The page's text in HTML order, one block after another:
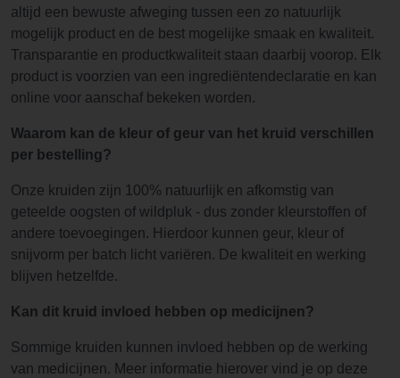
altijd een bewuste afweging tussen een zo natuurlijk
mogelijk product en de best mogelijke smaak en kwaliteit.
Transparantie en productkwaliteit staan daarbij voorop. Elk
product is voorzien van een ingrediëntendeclaratie en kan
online voor aanschaf bekeken worden.
Waarom kan de kleur of geur van het kruid verschillen
per bestelling?
Onze kruiden zijn 100% natuurlijk en afkomstig van
geteelde oogsten of wildpluk - dus zonder kleurstoffen of
andere toevoegingen. Hierdoor kunnen geur, kleur of
snijvorm per batch licht variëren. De kwaliteit en werking
blijven hetzelfde.
Kan dit kruid invloed hebben op medicijnen?
Sommige kruiden kunnen invloed hebben op de werking
van medicijnen. Meer informatie hierover vind je op deze